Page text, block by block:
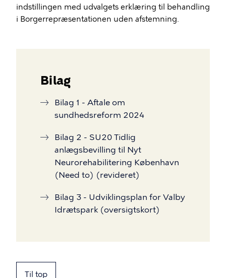
indstillingen med udvalgets erklæring til behandling
i Borgerrepræsentationen uden afstemning.
Bilag
Bilag 1 - Aftale om
sundhedsreform 2024
Bilag 2 - SU20 Tidlig
anlægsbevilling til Nyt
Neurorehabilitering København
(Need to) (revideret)
Bilag 3 - Udviklingsplan for Valby
Idrætspark (oversigtskort)
Til top